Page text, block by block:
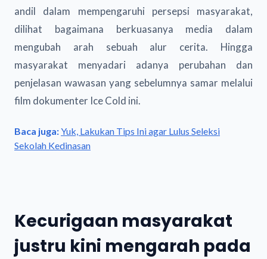
andil dalam mempengaruhi persepsi masyarakat,
dilihat bagaimana berkuasanya media dalam
mengubah arah sebuah alur cerita. Hingga
masyarakat menyadari adanya perubahan dan
penjelasan wawasan yang sebelumnya samar melalui
film dokumenter Ice Cold ini.
Baca juga:Yuk, Lakukan Tips Ini agar Lulus Seleksi
Sekolah Kedinasan
Kecurigaan masyarakat
justru kini mengarah pada